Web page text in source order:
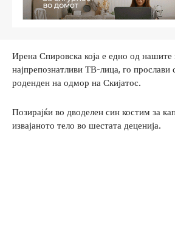
Ирена Спировска која е едно од
најпрепознатливи ТВ-лица, го прослави
роденден на одмор на Скијатос.
Позирајќи во дводелен син костим за
извајаното тело во шестата деценија.